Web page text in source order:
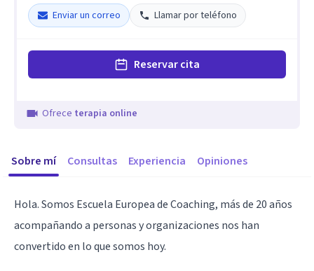
Enviar un correo Llamar por teléfono
Reservar cita
Ofrece terapia online
Sobre mí Consultas Experiencia Opiniones
Hola. Somos Escuela Europea de Coaching, más de 20 años
acompañando a personas y organizaciones nos han
convertido en lo que somos hoy.